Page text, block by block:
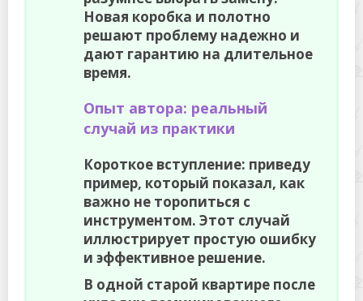
Новая коробка и полотно
решают проблему надежно и
дают гарантию на длительное
время.
Опыт автора: реальный
случай из практики
Короткое вступление: приведу
пример, который показал, как
важно не торопиться с
инструментом. Этот случай
иллюстрирует простую ошибку
и эффективное решение.
В одной старой квартире после